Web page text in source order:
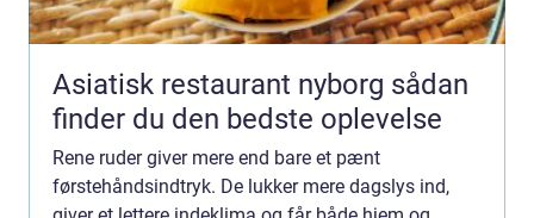
Asiatisk restaurant nyborg sådan
finder du den bedste oplevelse
Rene ruder giver mere end bare et pænt
førstehåndsindtryk. De lukker mere dagslys ind,